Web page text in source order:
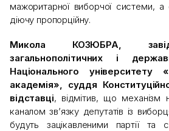
мажоритарної виборчої системи, а
діючу пропорційну.
Микола КОЗЮБРА,
загальнополітичних і
Національного університету
академія», суддя
відставці, відмітив, що механізм
каналом зв’язку депутатів із
будуть зацікавленими партії